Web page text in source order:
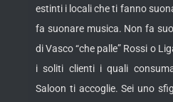
estinti i locali che ti fanno
fa suonare musica. Non fa
di Vasco “che palle” Rossi o
i soliti clienti i quali
Saloon ti accoglie. Sei uno